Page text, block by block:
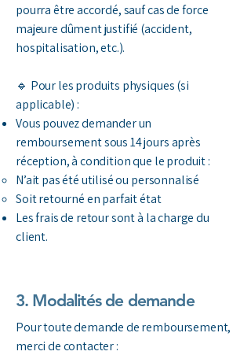
pourra être accordé, sauf cas de force
majeure dûment justifié (accident,
hospitalisation, etc.).
🔹 Pour les produits physiques (si
applicable) :
Vous pouvez demander un
remboursement sous 14 jours après
réception, à condition que le produit :
N’ait pas été utilisé ou personnalisé
Soit retourné en parfait état
Les frais de retour sont à la charge du
client.
3. Modalités de demande
Pour toute demande de remboursement,
merci de contacter :